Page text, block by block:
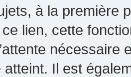
à la première
lien, cette
nécessaire
atteint. Il est